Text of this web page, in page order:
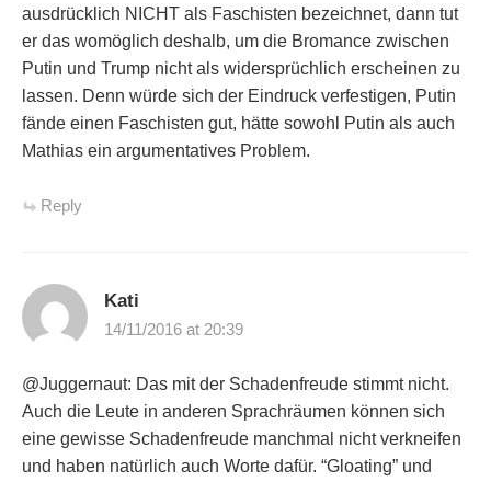
ausdrücklich NICHT als Faschisten bezeichnet, dann tut
er das womöglich deshalb, um die Bromance zwischen
Putin und Trump nicht als widersprüchlich erscheinen zu
lassen. Denn würde sich der Eindruck verfestigen, Putin
fände einen Faschisten gut, hätte sowohl Putin als auch
Mathias ein argumentatives Problem.
Reply
Kati
14/11/2016 at 20:39
@Juggernaut: Das mit der Schadenfreude stimmt nicht.
Auch die Leute in anderen Sprachräumen können sich
eine gewisse Schadenfreude manchmal nicht verkneifen
und haben natürlich auch Worte dafür. “Gloating” und